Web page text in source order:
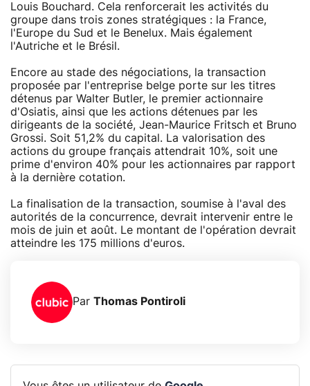
Louis Bouchard. Cela renforcerait les activités du
groupe dans trois zones stratégiques : la France,
l'Europe du Sud et le Benelux. Mais également
l'Autriche et le Brésil.
Encore au stade des négociations, la transaction
proposée par l'entreprise belge porte sur les titres
détenus par Walter Butler, le premier actionnaire
d'Osiatis, ainsi que les actions détenues par les
dirigeants de la société, Jean-Maurice Fritsch et Bruno
Grossi. Soit 51,2% du capital. La valorisation des
actions du groupe français attendrait 10%, soit une
prime d'environ 40% pour les actionnaires par rapport
à la dernière cotation.
La finalisation de la transaction, soumise à l'aval des
autorités de la concurrence, devrait intervenir entre le
mois de juin et août. Le montant de l'opération devrait
atteindre les 175 millions d'euros.
Par Thomas Pontiroli